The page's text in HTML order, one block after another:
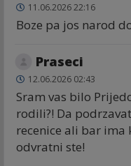
11.06.2026 22:16
Boze pa jos narod
Praseci
12.06.2026 02:43
Sram vas bilo
rodili?! Da
recenice ali bar ima
odvratni ste!